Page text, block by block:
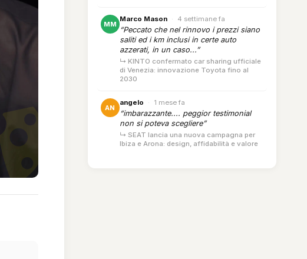
MM
Marco Mason · 4 settimane fa
“Peccato che nel rinnovo i prezzi siano
saliti ed i km inclusi in certe auto
azzerati, in un caso...”
↳ KINTO confermato car sharing ufficiale
di Venezia: innovazione Toyota fino al
2030
AN
angelo · 1 mese fa
“imbarazzante.... peggior testimonial
non si poteva scegliere”
↳ SEAT lancia una nuova campagna per
Ibiza e Arona: design, affidabilità e valore